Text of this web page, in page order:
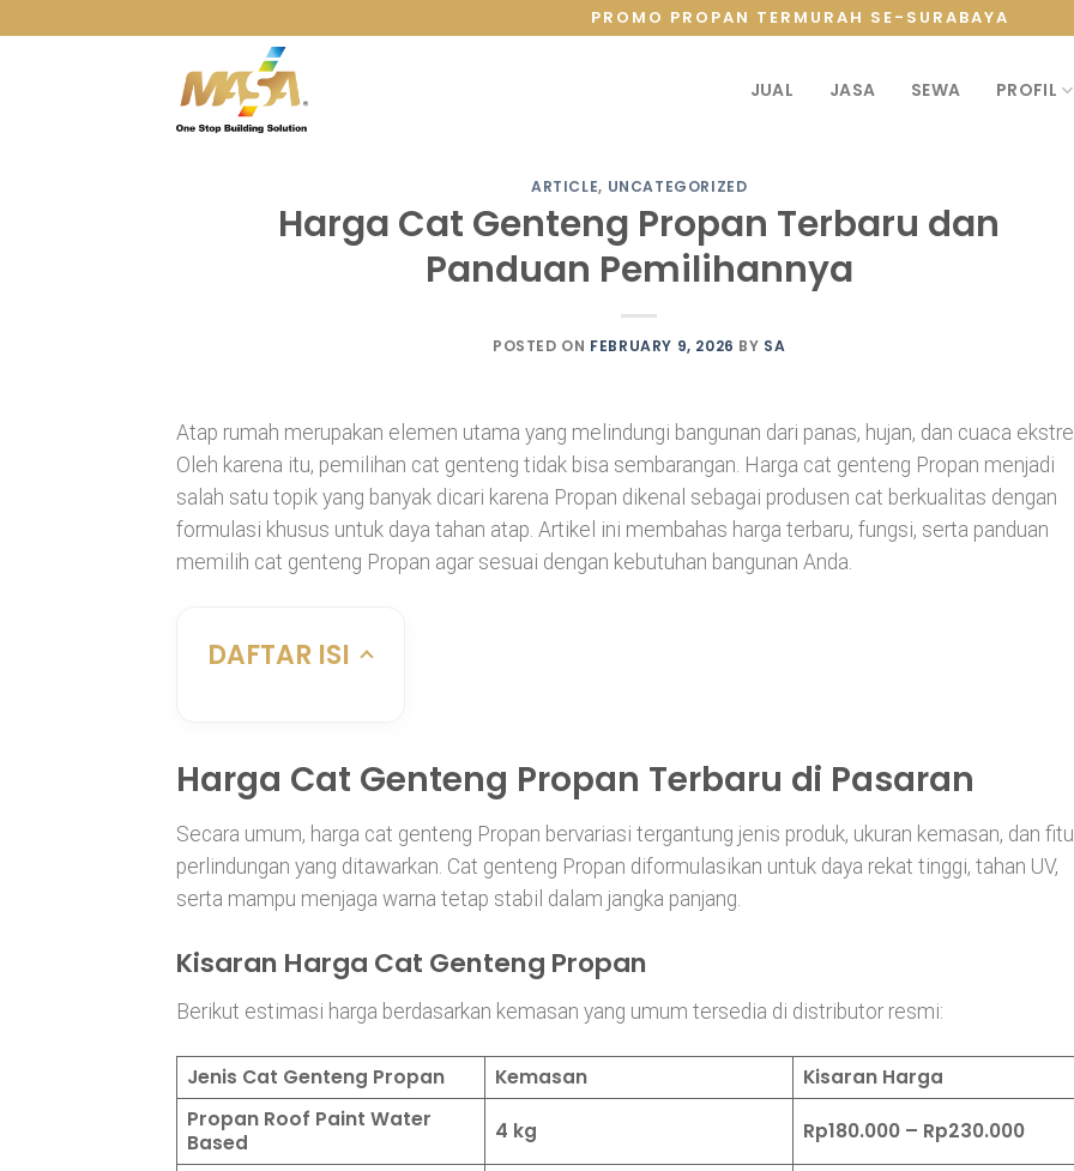
PROMO PROPAN TERMURAH SE-SURABAYA
JUAL JASA SEWA PROFIL
ARTICLE, UNCATEGORIZED
Harga Cat Genteng Propan Terbaru dan
Panduan Pemilihannya
POSTED ON FEBRUARY 9, 2026 BY SA
Atap rumah merupakan elemen utama yang melindungi bangunan dari panas, hujan, dan cuaca
Oleh karena itu, pemilihan cat genteng tidak bisa sembarangan. Harga cat genteng Propan menjadi
salah satu topik yang banyak dicari karena Propan dikenal sebagai produsen cat berkualitas dengan
formulasi khusus untuk daya tahan atap. Artikel ini membahas harga terbaru, fungsi, serta panduan
memilih cat genteng Propan agar sesuai dengan kebutuhan bangunan Anda.
DAFTAR ISI
Harga Cat Genteng Propan Terbaru di Pasaran
Secara umum, harga cat genteng Propan bervariasi tergantung jenis produk, ukuran kemasan, dan
perlindungan yang ditawarkan. Cat genteng Propan diformulasikan untuk daya rekat tinggi, tahan UV,
serta mampu menjaga warna tetap stabil dalam jangka panjang.
Kisaran Harga Cat Genteng Propan
Berikut estimasi harga berdasarkan kemasan yang umum tersedia di distributor resmi:
Jenis Cat Genteng Propan Kemasan
Kisaran Harga
Propan Roof Paint Water
Based
4 kg Rp180.000 – Rp230.000